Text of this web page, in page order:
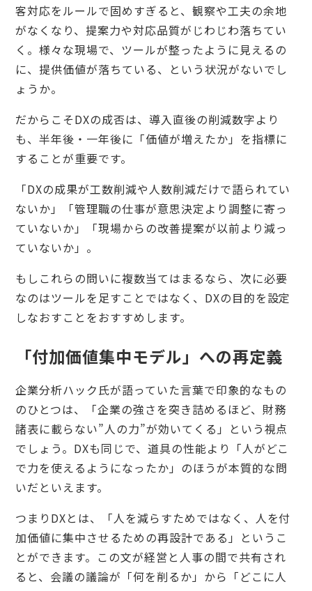
客対応をルールで固めすぎると、観察や工夫の余地
がなくなり、提案力や対応品質がじわじわ落ちてい
く。様々な現場で、ツールが整ったように見えるの
に、提供価値が落ちている、という状況がないでし
ょうか。
だからこそDXの成否は、導入直後の削減数字より
も、半年後・一年後に「価値が増えたか」を指標に
することが重要です。
「DXの成果が工数削減や人数削減だけで語られてい
ないか」「管理職の仕事が意思決定より調整に寄っ
ていないか」「現場からの改善提案が以前より減っ
ていないか」。
もしこれらの問いに複数当てはまるなら、次に必要
なのはツールを足すことではなく、DXの目的を設定
しなおすことをおすすめします。
「付加価値集中モデル」への再定義
企業分析ハック氏が語っていた言葉で印象的なもの
のひとつは、「企業の強さを突き詰めるほど、財務
諸表に載らない”人の力”が効いてくる」という視点
でしょう。DXも同じで、道具の性能より「人がどこ
で力を使えるようになったか」のほうが本質的な問
いだといえます。
つまりDXとは、「人を減らすためではなく、人を付
加価値に集中させるための再設計である」というこ
とができます。この文が経営と人事の間で共有され
ると、会議の議論が「何を削るか」から「どこに人